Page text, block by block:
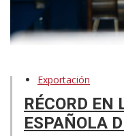
Exportación
RÉCORD EN
ESPAÑOLA